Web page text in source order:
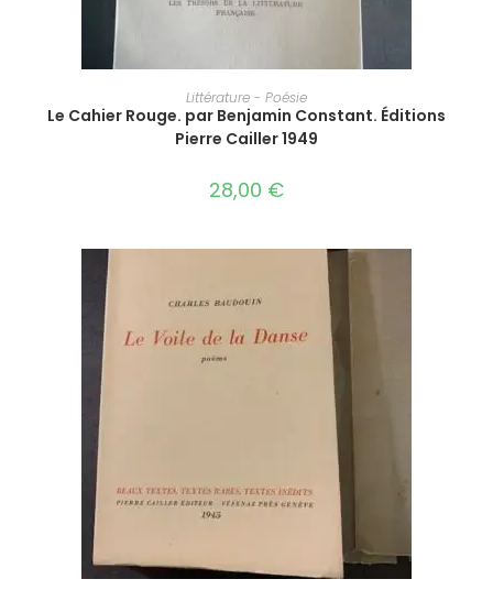
AJOUTER AU PANIER
Littérature - Poésie
Le Cahier Rouge. par Benjamin Constant. Éditions
Pierre Cailler 1949
28,00 €